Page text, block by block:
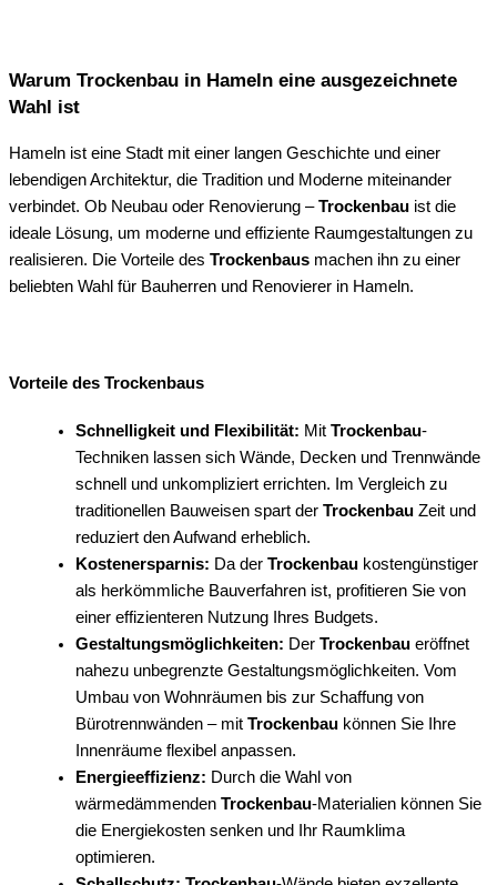
Warum Trockenbau in Hameln eine ausgezeichnete
Wahl ist
Hameln ist eine Stadt mit einer langen Geschichte und einer
lebendigen Architektur, die Tradition und Moderne miteinander
verbindet. Ob Neubau oder Renovierung –Trockenbau ist die
ideale Lösung, um moderne und effiziente Raumgestaltungen zu
realisieren. Die Vorteile des Trockenbaus machen ihn zu einer
beliebten Wahl für Bauherren und Renovierer in Hameln.
Vorteile des Trockenbaus
Schnelligkeit und Flexibilität: Mit Trockenbau-
Techniken lassen sich Wände, Decken und Trennwände
schnell und unkompliziert errichten. Im Vergleich zu
traditionellen Bauweisen spart der Trockenbau Zeit und
reduziert den Aufwand erheblich.
Kostenersparnis: Da der Trockenbau kostengünstiger
als herkömmliche Bauverfahren ist, profitieren Sie von
einer effizienteren Nutzung Ihres Budgets.
Gestaltungsmöglichkeiten: Der Trockenbau eröffnet
nahezu unbegrenzte Gestaltungsmöglichkeiten. Vom
Umbau von Wohnräumen bis zur Schaffung von
Bürotrennwänden – mit Trockenbau können Sie Ihre
Innenräume flexibel anpassen.
Energieeffizienz: Durch die Wahl von
wärmedämmenden Trockenbau-Materialien können Sie
die Energiekosten senken und Ihr Raumklima
optimieren.